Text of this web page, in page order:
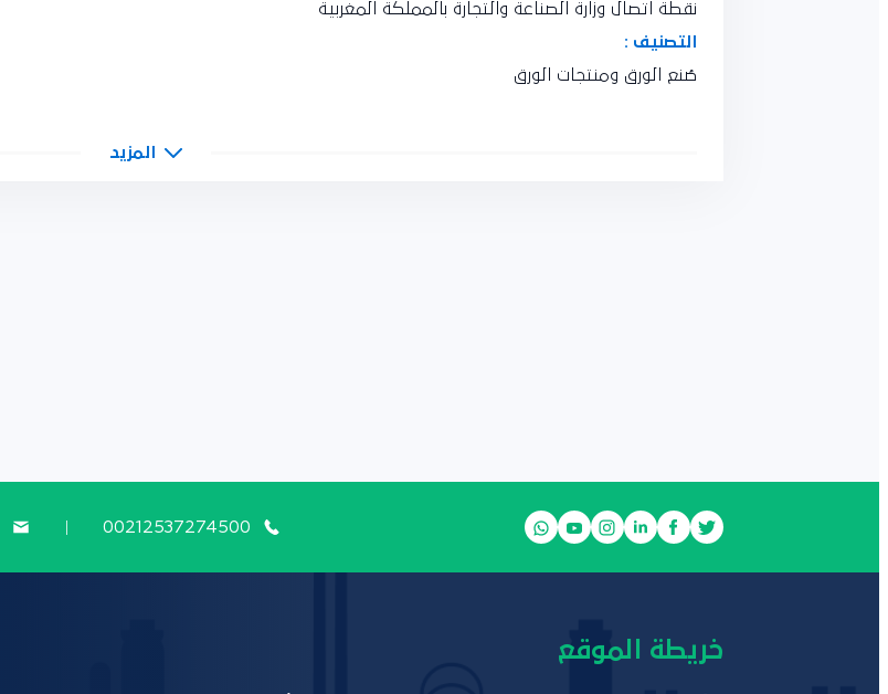
نقطة اتصال وزارة الصناعة والتجارة بالمملكة المغربية
التصنيف :
صُنع الورق ومنتجات الورق
المزيد
00212537274500
خريطة الموقع